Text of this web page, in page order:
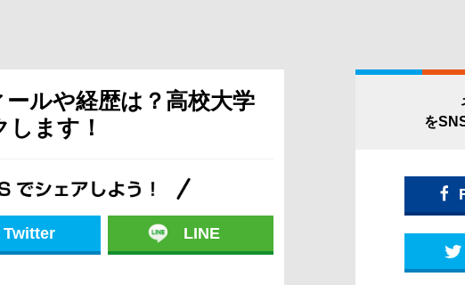
ルや経歴は？高校大学
ます！
Twitter LINE
を